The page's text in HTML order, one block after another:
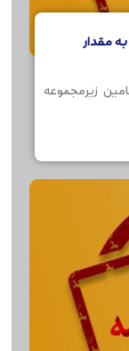
نمره 10 (دای) به مقدار
زیرمجموعه